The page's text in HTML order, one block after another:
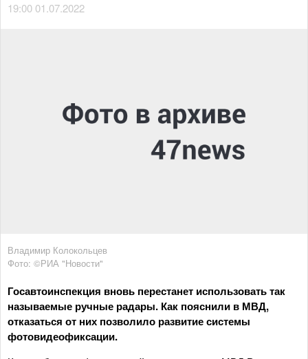
19:00 01.07.2022
Владимир Колокольцев
Фото: ©РИА "Новости"
Госавтоинспекция вновь перестанет использовать так
называемые ручные радары. Как пояснили в МВД,
отказаться от них позволило развитие системы
фотовидеофиксации.